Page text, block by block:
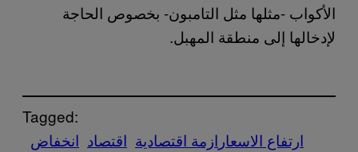
الأكواب -مثلها مثل التامبون- بخصوص الحاجة
لإدخالها إلى منطقة المهبل.
Tagged:
ارتفاع الاسعار ازمة اقتصادية اقتصاد انخفاض